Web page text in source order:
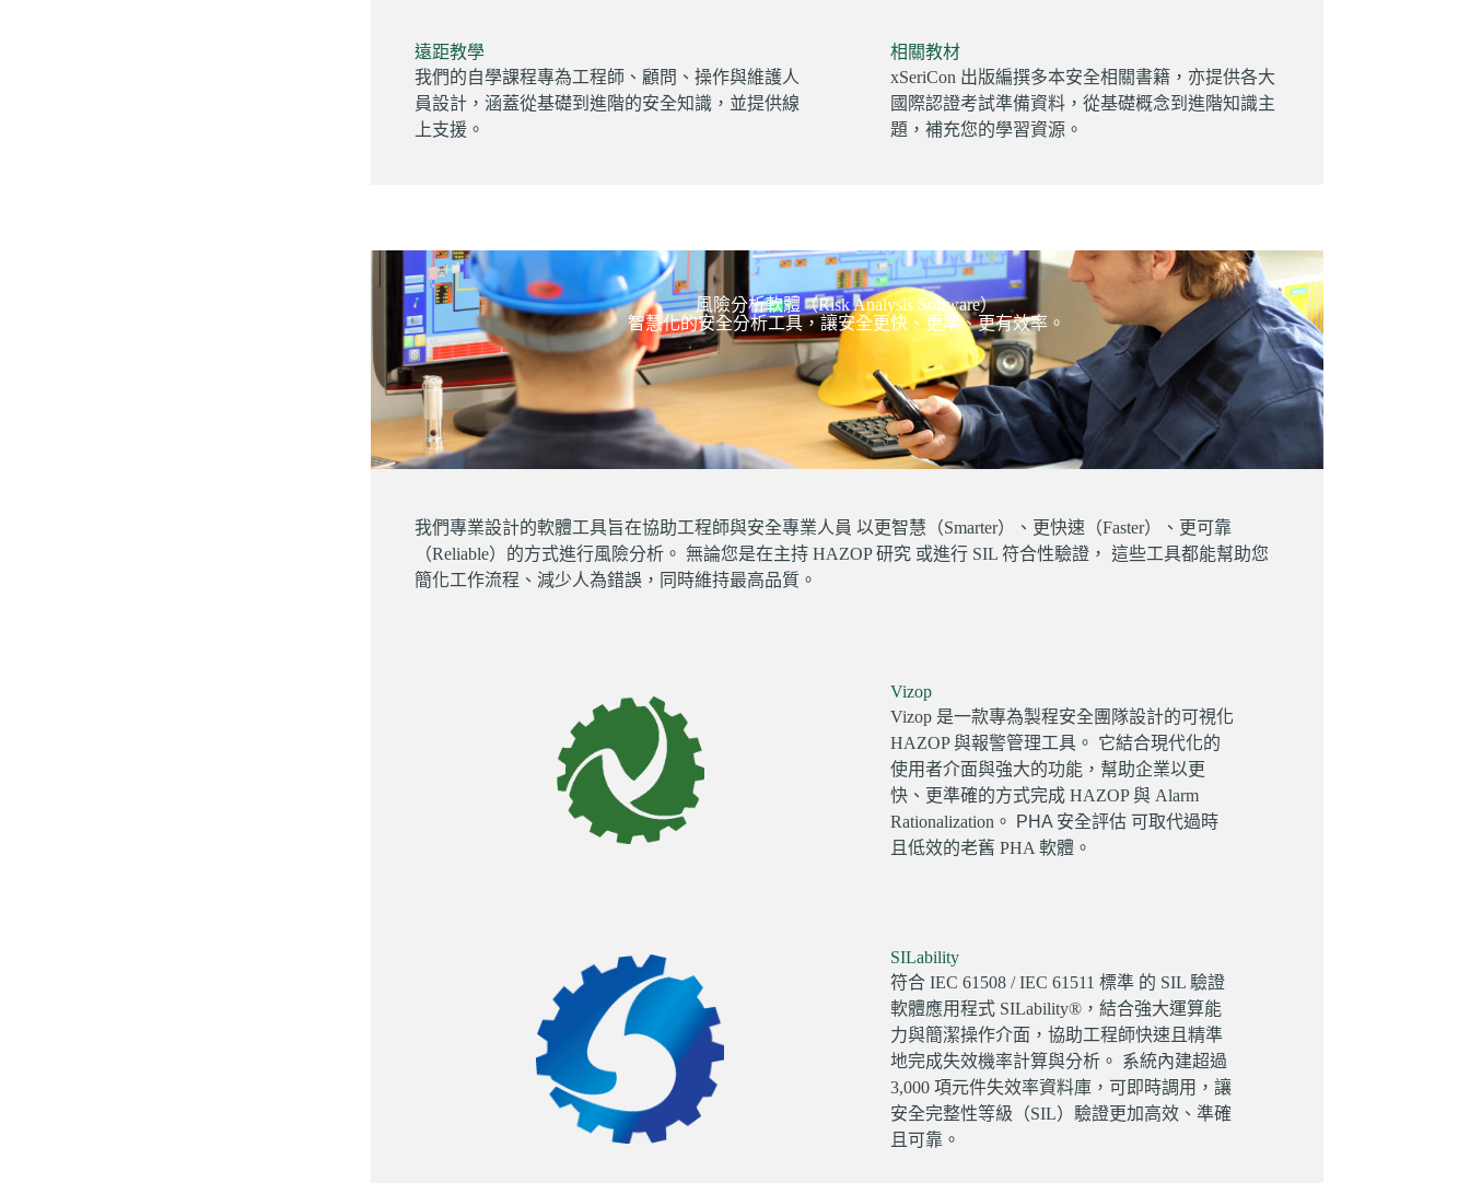
遠距教學
我們的自學課程專為工程師、顧問、操作與維護人
員設計，涵蓋從基礎到進階的安全知識，並提供線
上支援。
相關教材
xSeriCon 出版編撰多本安全相關書籍，亦提供各大
國際認證考試準備資料，從基礎概念到進階知識主
題，補充您的學習資源。
風險分析軟體（Risk Analysis Software）
智慧化的安全分析工具，讓安全更快、更準、更有效率。
我們專業設計的軟體工具旨在協助工程師與安全專業人員 以更智慧（Smarter）、更快速（Faster）、更可靠
（Reliable）的方式進行風險分析。 無論您是在主持 HAZOP 研究 或進行 SIL 符合性驗證， 這些工具都能幫助您
簡化工作流程、減少人為錯誤，同時維持最高品質。
Vizop
Vizop 是一款專為製程安全團隊設計的可視化
HAZOP 與報警管理工具。 它結合現代化的
使用者介面與強大的功能，幫助企業以更
快、更準確的方式完成 HAZOP 與 Alarm
Rationalization。
PHA 安全評估 可取代過時
且低效的老舊 PHA 軟體。
SILability
符合 IEC 61508 / IEC 61511 標準 的 SIL 驗證
軟體應用程式 SILability®，結合強大運算能
力與簡潔操作介面，協助工程師快速且精準
地完成失效機率計算與分析。 系統內建超過
3,000 項元件失效率資料庫，可即時調用，讓
安全完整性等級（SIL）驗證更加高效、準確
且可靠。